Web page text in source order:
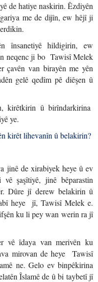
de hatiye naskirin. Êzdiyên
me de dijîn, ew hêjî ji
hildigirin, ew
neqenc ji bo Tawisî Melek
van birayên me yên
gelê qedîm pê diêşen û
kirêtkirin û birîndarkirina
ye.
kirêt lihevanîn û belakirin?
jinê de xirabiyek heye û ev
şaşîtiyê, jinê bêparastin
Dûre jî derew belakirin û
heye jî, Tawisî Melek e.
ku li pey wan werin ra jî
vê îdaya van merivên ku
mirovan de heye Tawisî
ne. Gelo ev binpêkirina
Îslamê de û bi taybetî jî